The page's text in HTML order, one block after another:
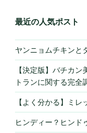
最近の人気ポスト
ヤンニョムチキンと
【決定版】バチカ
トランに関する完全
【よく分かる】ミ
ヒンディー？ヒンド